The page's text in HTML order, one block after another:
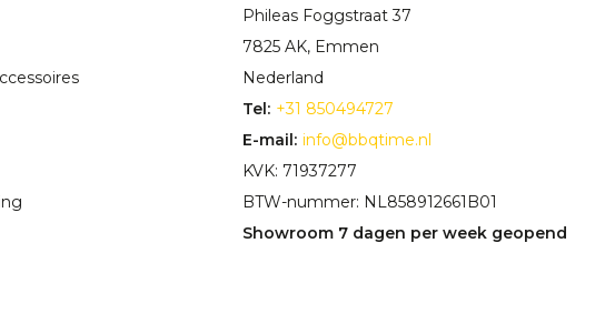
Phileas Foggstraat 37
7825 AK, Emmen
Nederland
Tel: +31 850494727
E-mail: info@bbqtime.nl
KVK: 71937277
BTW-nummer: NL858912661B01
Showroom 7 dagen per week geopend